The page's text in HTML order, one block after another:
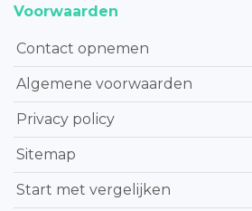
Voorwaarden
Contact opnemen
Algemene voorwaarden
Privacy policy
Sitemap
Start met vergelijken